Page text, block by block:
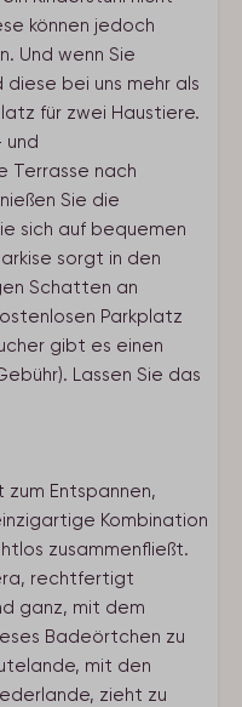
können jedoch
Und wenn Sie
bei uns mehr als
für zwei Haustiere.
und
Terrasse nach
Sie die
sich auf bequemen
sorgt in den
Schatten an
Parkplatz
gibt es einen
Lassen Sie das
Entspannen,
Kombination
zusammenfließt.
rechtfertigt
ganz, mit dem
Badeörtchen zu
mit den
zieht zu